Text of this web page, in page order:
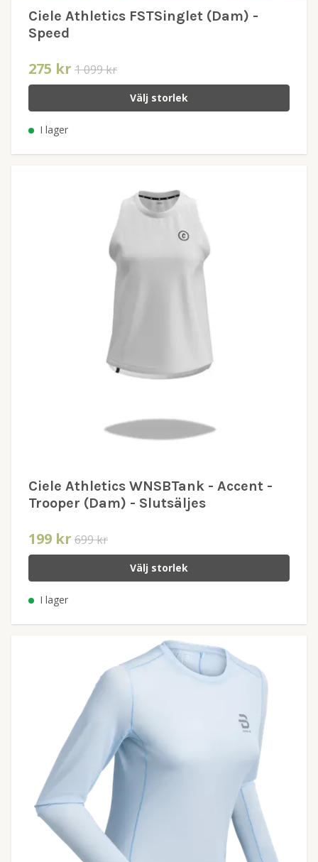
Ciele Athletics FSTSinglet (Dam) -
Speed
275 kr 1 099 kr
Välj storlek
I lager
Ciele Athletics WNSBTank - Accent -
Trooper (Dam) - Slutsäljes
199 kr 699 kr
Välj storlek
I lager